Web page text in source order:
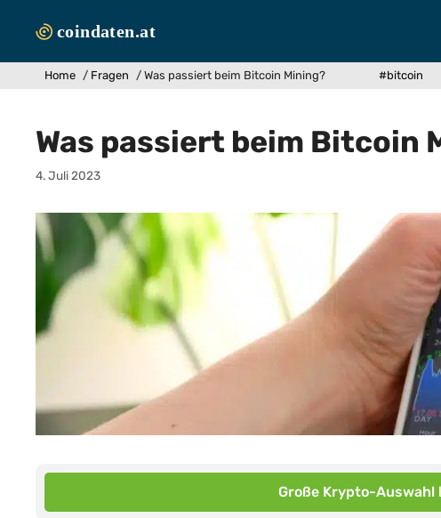
Inhalt
Home / Fragen / Was passiert beim Bitcoin Mining? #bitcoin
Was passiert beim Bitcoin
4. Juli 2023
Große Krypto-Auswahl